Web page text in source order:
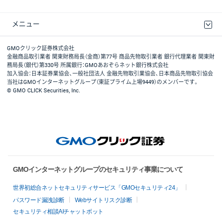
メニュー
取引規程・約款
最良執行方針
ディスクレイマー
リスク説明
GMOクリック証券ホームページ
GMOクリック証券株式会社
金融商品取引業者 関東財務局長（金商）第77号 商品先物取引業者 銀行代理業者 関東財
務局長（銀代）第330号 所属銀行：GMOあおぞらネット銀行株式会社
加入協会：日本証券業協会、一般社団法人 金融先物取引業協会、日本商品先物取引協会
当社はGMOインターネットグループ（東証プライム上場9449）のメンバーです。
© GMO CLICK Securities, Inc.
GMOインターネットグループのセキュリティ事業について
世界初総合ネットセキュリティサービス「GMOセキュリティ24」
パスワード漏洩診断
Webサイトリスク診断
セキュリティ相談AIチャットボット